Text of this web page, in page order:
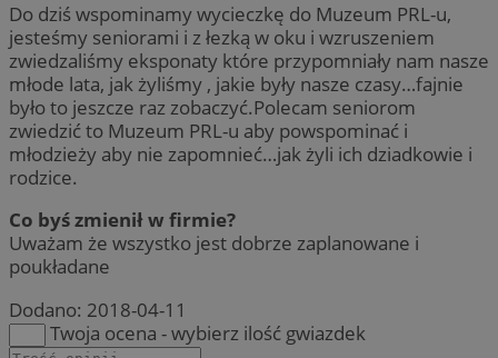
Do dziś wspominamy wycieczkę do Muzeum PRL-u,
jesteśmy seniorami i z łezką w oku i wzruszeniem
zwiedzaliśmy eksponaty które przypomniały nam nasze
młode lata, jak żyliśmy , jakie były nasze czasy…fajnie
było to jeszcze raz zobaczyć.Polecam seniorom
zwiedzić to Muzeum PRL-u aby powspominać i
młodzieży aby nie zapomnieć…jak żyli ich dziadkowie i
rodzice.
Co byś zmienił w firmie?
Uważam że wszystko jest dobrze zaplanowane i
poukładane
Dodano: 2018-04-11
Twoja ocena - wybierz ilość gwiazdek